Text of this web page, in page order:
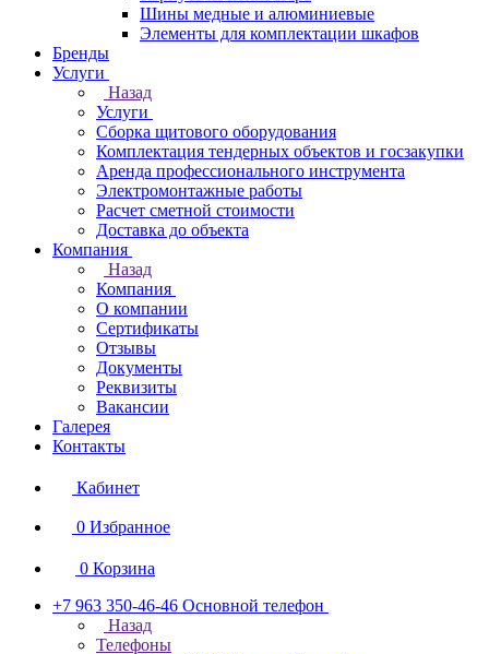
Шины медные и алюминиевые
Элементы для комплектации шкафов
Бренды
Услуги
Назад
Услуги
Сборка щитового оборудования
Комплектация тендерных объектов и госзакупки
Аренда профессионального инструмента
Электромонтажные работы
Расчет сметной стоимости
Доставка до объекта
Компания
Назад
Компания
О компании
Сертификаты
Отзывы
Документы
Реквизиты
Вакансии
Галерея
Контакты
Кабинет
0 Избранное
0 Корзина
+7 963 350-46-46 Основной телефон
Назад
Телефоны